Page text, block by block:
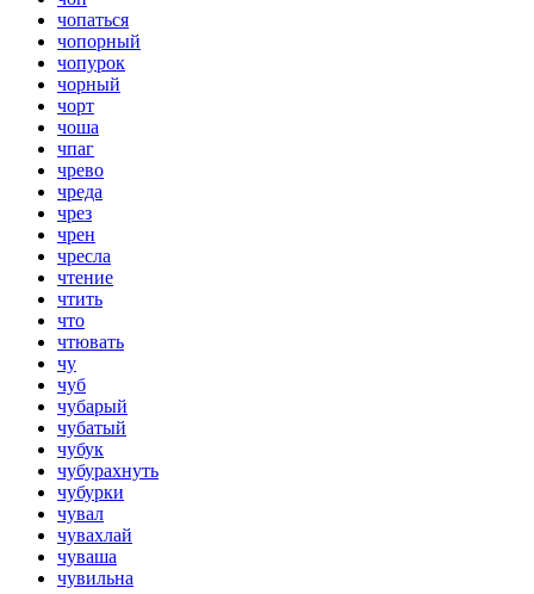
чопаться
чопорный
чопурок
чорный
чорт
чоша
чпаг
чрево
чреда
чрез
чрен
чресла
чтение
чтить
что
чтювать
чу
чуб
чубарый
чубатый
чубук
чубурахнуть
чубурки
чувал
чувахлай
чуваша
чувильна